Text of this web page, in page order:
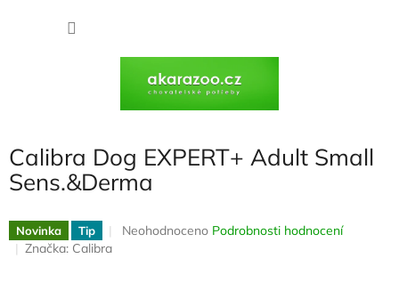
Calibra Dog EXPERT+ Adult Small
Sens.&Derma
Novinka Tip
Průměrné
Neohodnoceno Podrobnosti hodnocení
Značka: Calibra